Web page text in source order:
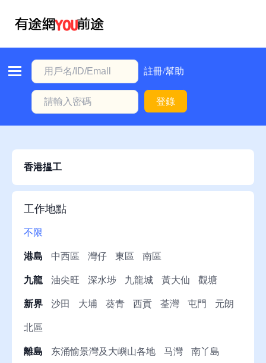
註冊/幫助
登錄
首
本
職
位
信
息
註
助
香港揾工
工作地點
不限
港島 中西區 灣仔 東區 南區
九龍 油尖旺 深水埗 九龍城 黃大仙 觀塘
新界 沙田 大埔 葵青 西貢 荃灣 屯門 元朗
北區
離島 东涌愉景灣及大嶼山各地 马灣 南丫島